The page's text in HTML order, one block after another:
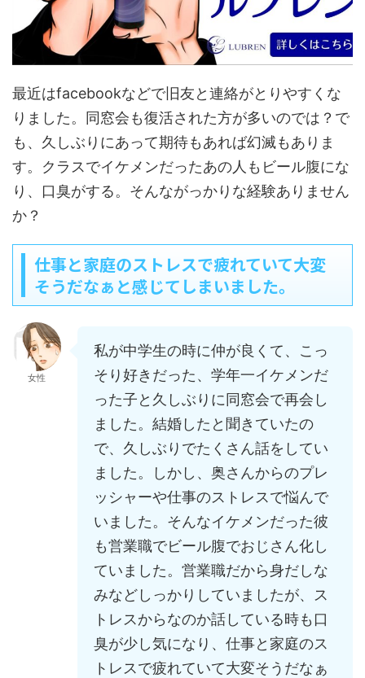
最近はfacebookなどで旧友と連絡がとりやすくな
りました。同窓会も復活された方が多いのでは？で
も、久しぶりにあって期待もあれば幻滅もありま
す。クラスでイケメンだったあの人もビール腹にな
り、口臭がする。そんながっかりな経験ありません
か？
仕事と家庭のストレスで疲れていて大変
そうだなぁと感じてしまいました。
女性
私が中学生の時に仲が良くて、こっ
そり好きだった、学年一イケメンだ
った子と久しぶりに同窓会で再会し
ました。結婚したと聞きていたの
で、久しぶりでたくさん話をしてい
ました。しかし、奥さんからのプレ
ッシャーや仕事のストレスで悩んで
いました。そんなイケメンだった彼
も営業職でビール腹でおじさん化し
ていました。営業職だから身だしな
みなどしっかりしていましたが、ス
トレスからなのか話している時も口
臭が少し気になり、仕事と家庭のス
トレスで疲れていて大変そうだなぁ